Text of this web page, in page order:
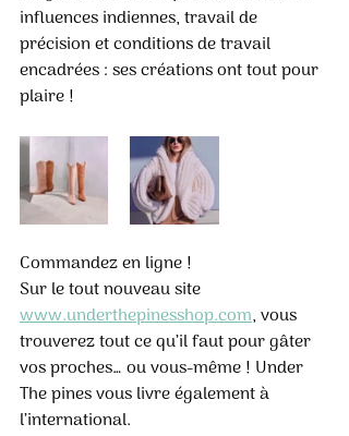
influences indiennes, travail de
précision et conditions de travail
encadrées : ses créations ont tout pour
plaire !
Commandez en ligne !
Sur le tout nouveau site
www.underthepinesshop.com, vous
trouverez tout ce qu’il faut pour gâter
vos proches… ou vous-même ! Under
The pines vous livre également à
l’international.